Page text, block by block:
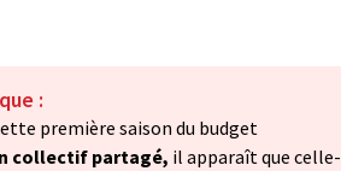
:
première saison du budget
collectif partagé, il apparaît que celle-